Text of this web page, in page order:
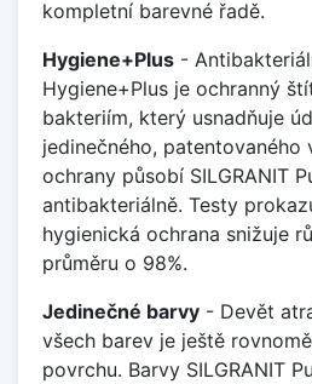
kompletní barevné řadě.
Hygiene+Plus -
Hygiene+Plus je ochranný
bakteriím, který usnadňuje
jedinečného, patentovaného
ochrany působí SILGRANIT
antibakteriálně. Testy
hygienická ochrana snižuje
průměru o 98%.
Jedinečné barvy - Devět
všech barev je ještě
povrchu. Barvy SILGRANIT